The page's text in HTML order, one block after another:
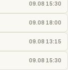
09.08 15:30
09.08 18:00
09.08 13:15
09.08 15:30